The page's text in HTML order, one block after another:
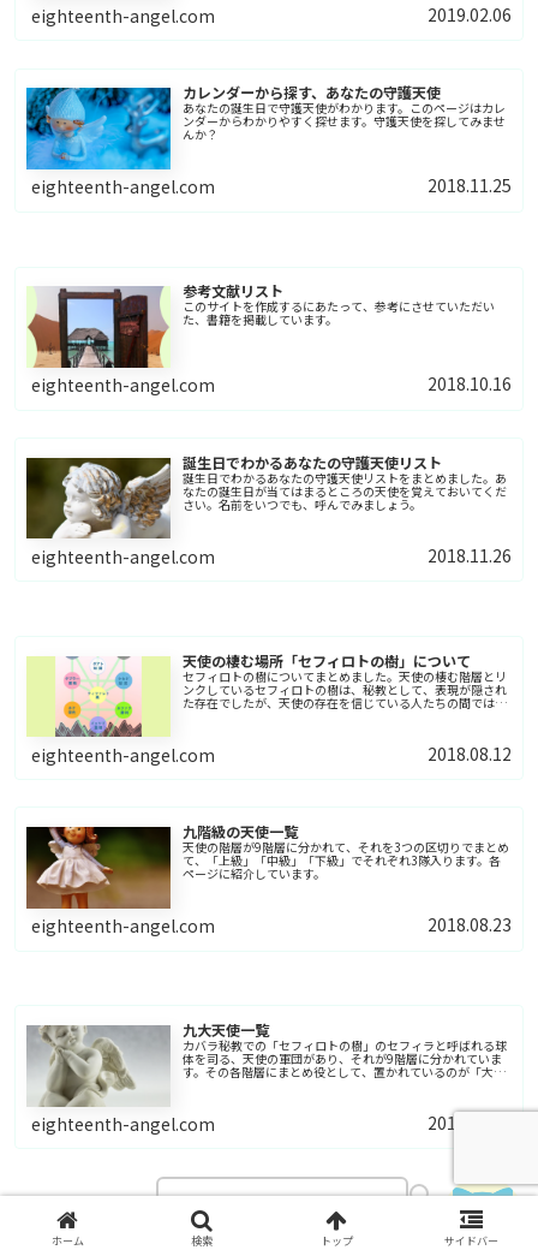
eighteenth-angel.com 2019.02.06
カレンダーから探す、あなたの守護天使
あなたの誕生日で守護天使がわかります。このページはカレ
ンダーからわかりやすく探せます。守護天使を探してみませ
んか？
eighteenth-angel.com 2018.11.25
参考文献リスト
このサイトを作成するにあたって、参考にさせていただい
た、書籍を掲載しています。
eighteenth-angel.com 2018.10.16
誕生日でわかるあなたの守護天使リスト
誕生日でわかるあなたの守護天使リストをまとめました。あ
なたの誕生日が当てはまるところの天使を覚えておいてくだ
さい。名前をいつでも、呼んでみましょう。
eighteenth-angel.com 2018.11.26
天使の棲む場所「セフィロトの樹」について
セフィロトの樹についてまとめました。天使の棲む階層とリ
ンクしているセフィロトの樹は、秘教として、表現が隠され
た存在でしたが、天使の存在を信じている人たちの間では、
セフィロトの樹を説明することで、とても理解しやすくなっ
eighteenth-angel.com 2018.08.12
九階級の天使一覧
天使の階層が9階層に分かれて、それを3つの区切りでまとめ
て、「上級」「中級」「下級」でそれぞれ3隊入ります。各
ページに紹介しています。
eighteenth-angel.com 2018.08.23
九大天使一覧
カバラ秘教での「セフィロトの樹」のセフィラと呼ばれる球
体を司る、天使の軍団があり、それが9階層に分かれていま
す。その各階層にまとめ役として、置かれているのが「大天
eighteenth-angel.com 2018.09.02
合わせてお読みください。
ホーム 検索 トップ サイドバー